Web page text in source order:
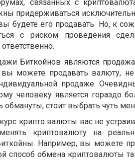
связанных с
придерживаться
будете его продавать. Но, к
с риском проведения
Биткойнов являются
можете продавать валюту, не
продаже.
человеку является гораздо
стоит выбрать чуть
крипто валюты вас не
криптовалюту на
Например, вы можете
способ обмена криптовалюты